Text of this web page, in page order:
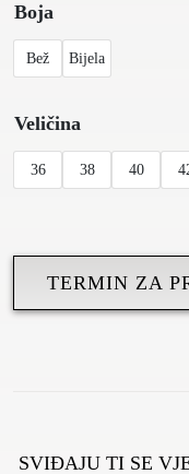
Boja
Bež Bijela
Veličina
36 38 40
TERMIN ZA
SVIĐAJU TI SE